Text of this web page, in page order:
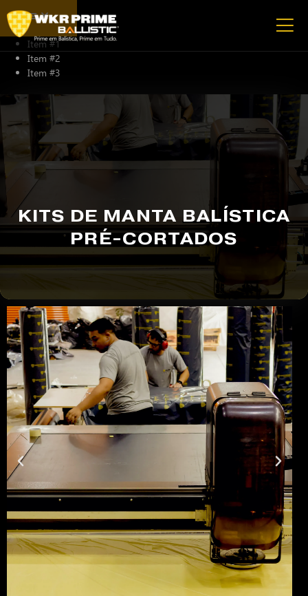
Item #1
Item #2
Item #3
KITS DE MANTA BALÍSTICA
PRÉ-CORTADOS